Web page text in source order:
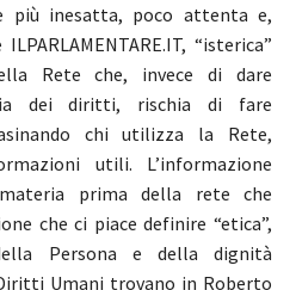
più inesatta, poco attenta e,
“isterica”
Rete che, invece di dare
dei diritti, rischia di fare
chi utilizza la Rete,
utili. L’informazione
prima della rete che
che ci piace definire “etica”,
Persona e della dignità
Umani trovano in Roberto